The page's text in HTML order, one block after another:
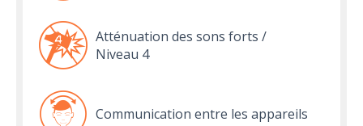
Atténuation des sons forts /
Niveau 4
Communication entre les appareils